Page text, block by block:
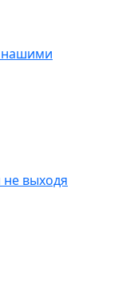
нашими
выходя